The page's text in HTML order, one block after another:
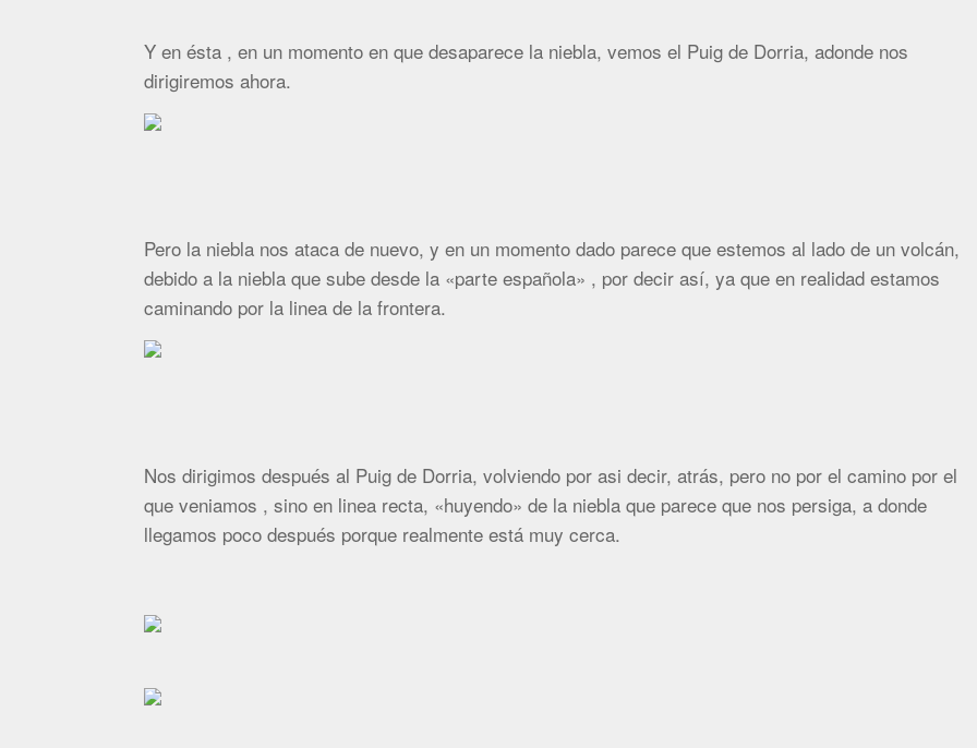
Y en ésta , en un momento en que desaparece la niebla, vemos el Puig de Dorria, adonde nos
dirigiremos ahora.
Pero la niebla nos ataca de nuevo, y en un momento dado parece que estemos al lado de un volcán,
debido a la niebla que sube desde la «parte española» , por decir así, ya que en realidad estamos
caminando por la linea de la frontera.
Nos dirigimos después al Puig de Dorria, volviendo por asi decir, atrás, pero no por el camino por el
que veniamos , sino en linea recta, «huyendo» de la niebla que parece que nos persiga, a donde
llegamos poco después porque realmente está muy cerca.